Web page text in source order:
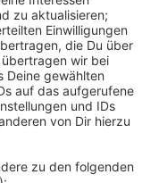
die beiden
die Reifen
und
ob jemand
Meckenemstraße
habt
in